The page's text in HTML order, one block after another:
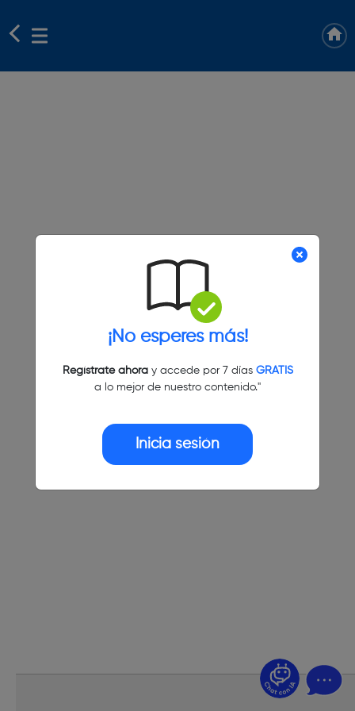
¡No esperes más!
Regístrate ahoray accede por 7 días GRATIS
a lo mejor de nuestro contenido."
Inicia sesión